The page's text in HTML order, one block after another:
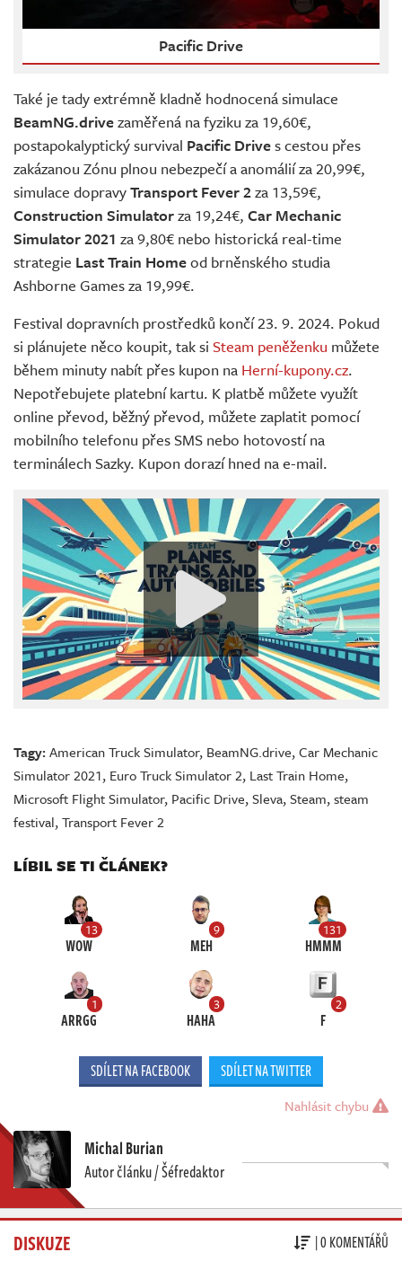
Pacific Drive
Také je tady extrémně kladně hodnocená simulace
BeamNG.drivezaměřená na fyziku za 19,60€,
postapokalyptický survival Pacific Drives cestou přes
zakázanou Zónu plnou nebezpečí a anomálií za 20,99€,
simulace dopravyTransport Fever 2za 13,59€,
Construction Simulatorza 19,24€, Car Mechanic
Simulator 2021 za 9,80€ nebo historická real-time
strategie Last Train Homeod brněnského studia
Ashborne Games za 19,99€.
Festival dopravních prostředků končí 23. 9. 2024. Pokud
si plánujete něco koupit, tak si Steam peněženku můžete
během minuty nabít přes kupon na Herní-kupony.cz.
Nepotřebujete platební kartu. K platbě můžete využít
online převod, běžný převod, můžete zaplatit pomocí
mobilního telefonu přes SMS nebo hotovostí na
terminálech Sazky. Kupon dorazí hned na e-mail.
Tagy:American Truck Simulator, BeamNG.drive,Car Mechanic
Simulator 2021, Euro Truck Simulator 2, Last Train Home,
Microsoft Flight Simulator, Pacific Drive,Sleva,Steam,steam
festival,Transport Fever 2
LÍBIL SE TI ČLÁNEK?
13
WOW
9
MEH
131
HMMM
1
ARRGG
3
HAHA
2
F
SDÍLET NA FACEBOOK SDÍLET NA TWITTER
Nahlásit chybu
Michal Burian
Autor článku / Šéfredaktor
DISKUZE | 0 KOMENTÁŘŮ